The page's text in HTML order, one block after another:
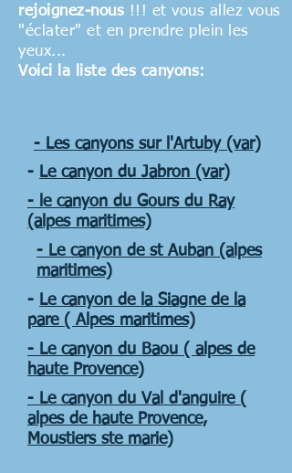
rejoignez-nous !!! et vous allez vous
"éclater" et en prendre plein les
yeux...
Voici la liste des canyons:
- Les canyons sur l'Artuby (var)
- Le canyon du Jabron (var)
- le canyon du Gours du Ray
(alpes maritimes)
- Le canyon de st Auban (alpes
maritimes)
- Le canyon de la Siagne de la
pare ( Alpes maritimes)
- Le canyon du Baou ( alpes de
haute Provence)
- Le canyon du Val d'anguire (
alpes de haute Provence,
Moustiers ste marie)